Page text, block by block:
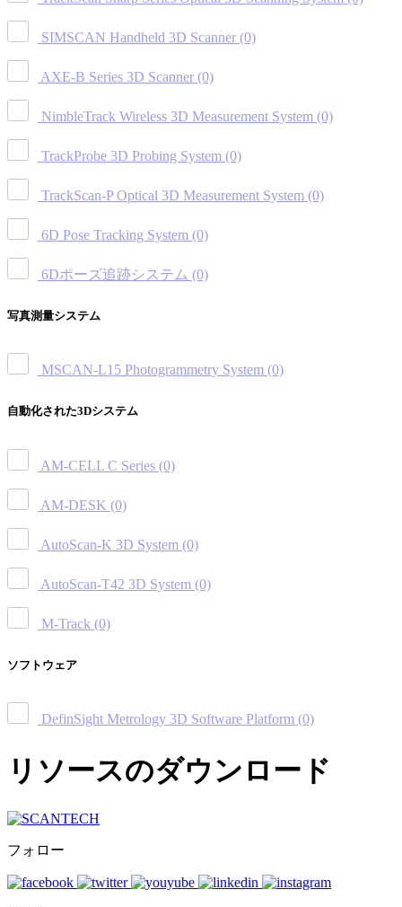
SIMSCAN Handheld 3D Scanner (0)
AXE-B Series 3D Scanner (0)
NimbleTrack Wireless 3D Measurement System (0)
TrackProbe 3D Probing System (0)
TrackScan-P Optical 3D Measurement System (0)
6D Pose Tracking System (0)
6Dポーズ追跡システム (0)
写真測量システム
MSCAN-L15 Photogrammetry System (0)
自動化された3Dシステム
AM-CELL C Series (0)
AM-DESK (0)
AutoScan-K 3D System (0)
AutoScan-T42 3D System (0)
M-Track (0)
ソフトウェア
DefinSight Metrology 3D Software Platform (0)
リソースのダウンロード
フォロー